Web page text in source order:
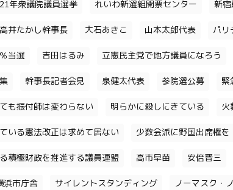
年衆議院議員選挙 れいわ新選組開票センター 新
高井たかし幹事長 大石あきこ 山本太郎代表 パリ
当選 吉田はるみ 立憲民主党で地方議員になろう
幹事長記者会見 泉健太代表 参院選公募 緊
も振付師は変わらない 明らかに殺しにきている 火
いる憲法改正は求めて居ない 少数会派に野国出席権を
積極財政を推進する議員連盟 高市早苗 安倍晋三
浜市庁舎 サイレントスタンディング ノーマスク・